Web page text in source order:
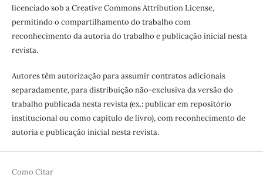
licenciado sob a Creative Commons Attribution License,
permitindo o compartilhamento do trabalho com
reconhecimento da autoria do trabalho e publicação inicial nesta
revista.
Autores têm autorização para assumir contratos adicionais
separadamente, para distribuição não-exclusiva da versão do
trabalho publicada nesta revista (ex.: publicar em repositório
institucional ou como capítulo de livro), com reconhecimento de
autoria e publicação inicial nesta revista.
Como Citar